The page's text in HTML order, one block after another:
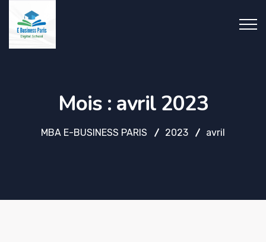
Mois : avril 2023
MBA E-BUSINESS PARIS 2023 avril